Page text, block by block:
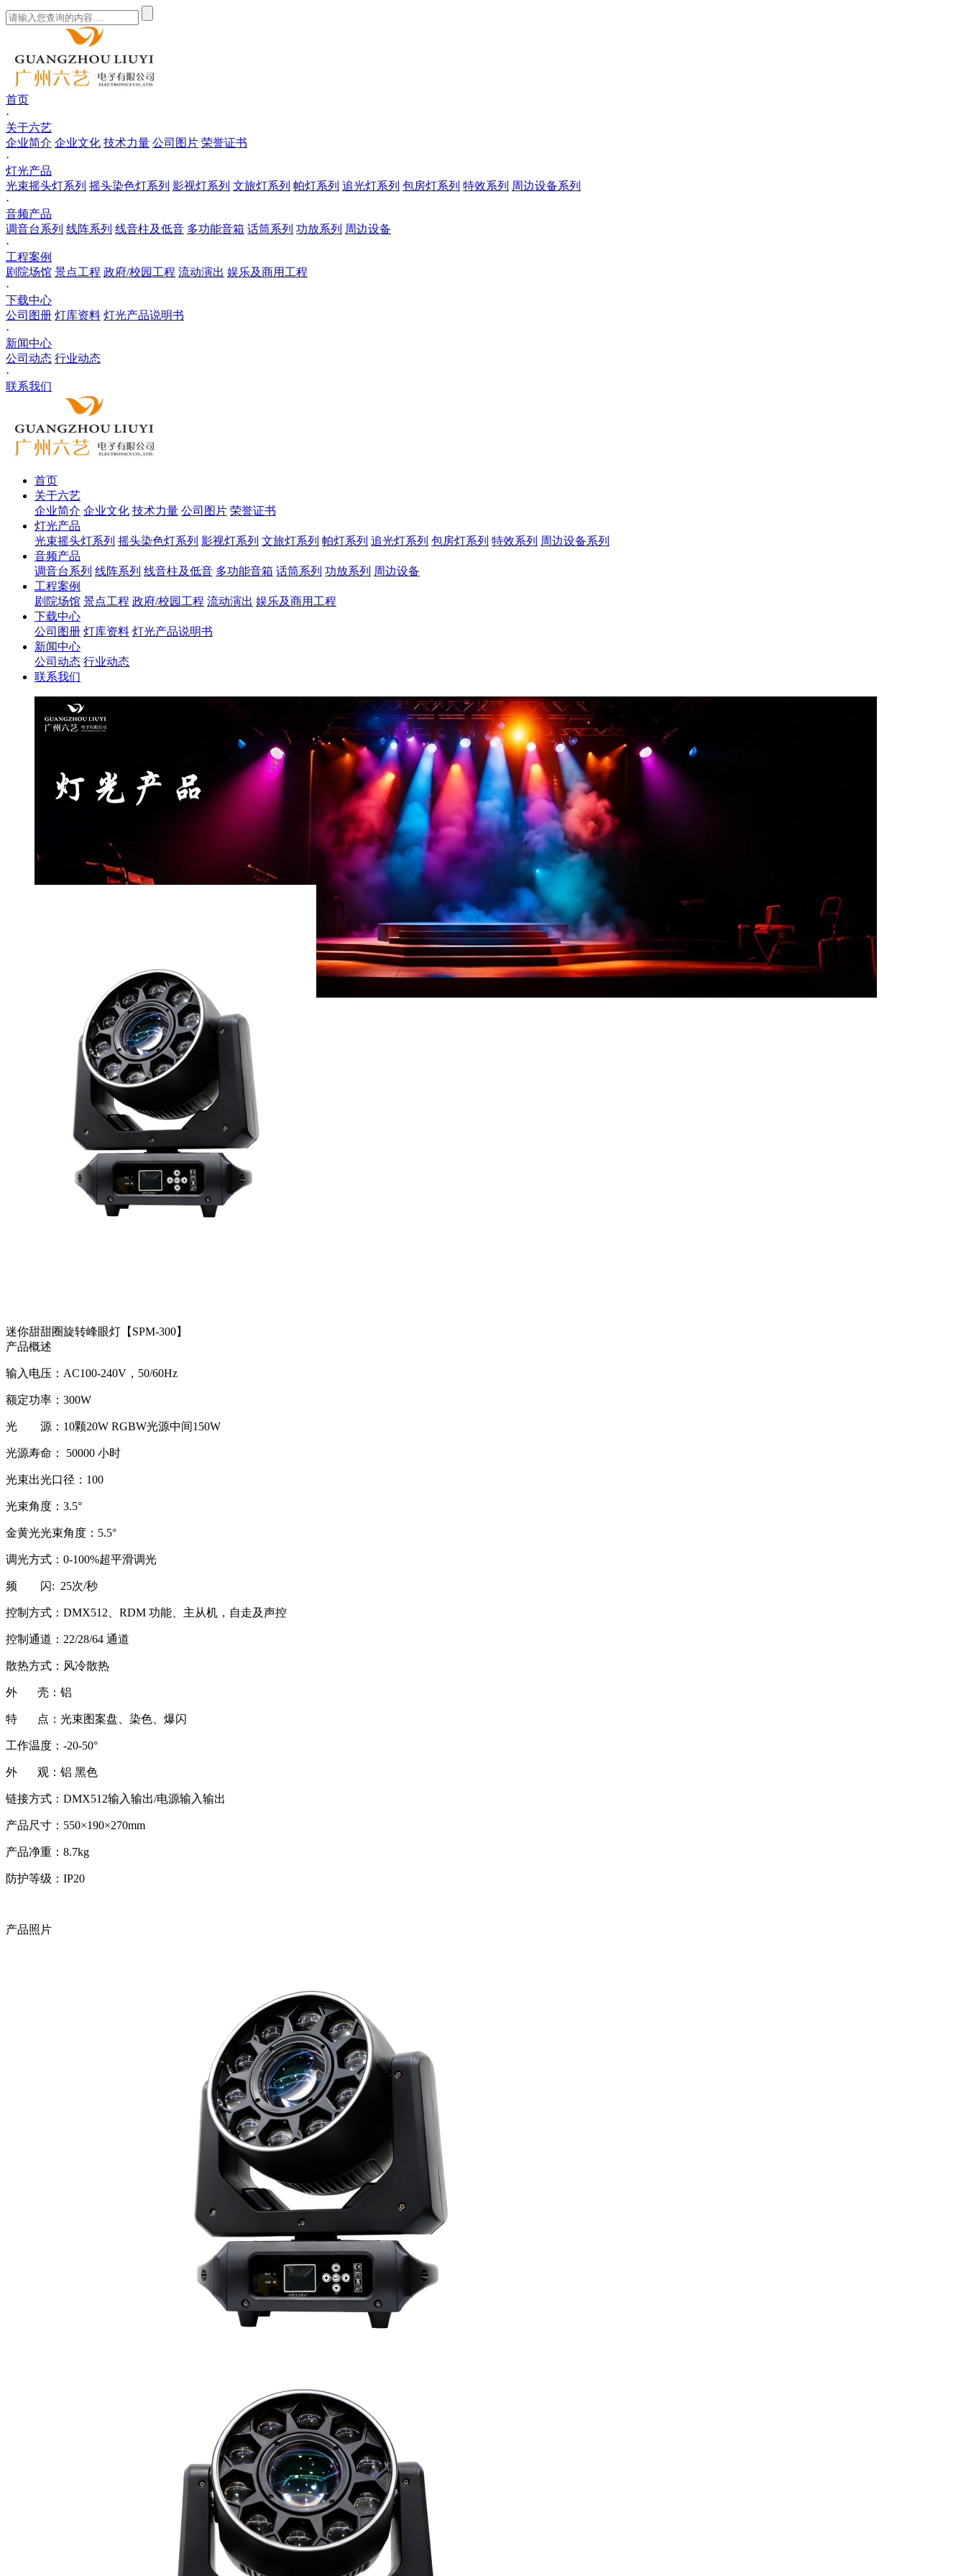
首页
·
关于六艺
企业简介 企业文化 技术力量 公司图片 荣誉证书
·
灯光产品
光束摇头灯系列 摇头染色灯系列 影视灯系列 文旅灯系列 帕灯系列 追光灯系列 包房灯系列 特效系列 周边设备系列
·
音频产品
调音台系列 线阵系列 线音柱及低音 多功能音箱 话筒系列 功放系列 周边设备
·
工程案例
剧院场馆 景点工程 政府/校园工程 流动演出 娱乐及商用工程
·
下载中心
公司图册 灯库资料 灯光产品说明书
·
新闻中心
公司动态 行业动态
·
联系我们
首页
关于六艺
企业简介 企业文化 技术力量 公司图片 荣誉证书
灯光产品
光束摇头灯系列 摇头染色灯系列 影视灯系列 文旅灯系列 帕灯系列 追光灯系列 包房灯系列 特效系列 周边设备系列
音频产品
调音台系列 线阵系列 线音柱及低音 多功能音箱 话筒系列 功放系列 周边设备
工程案例
剧院场馆 景点工程 政府/校园工程 流动演出 娱乐及商用工程
下载中心
公司图册 灯库资料 灯光产品说明书
新闻中心
公司动态 行业动态
联系我们
迷你甜甜圈旋转峰眼灯【SPM-300】
产品概述
输入电压：AC100-240V，50/60Hz
额定功率：300W
光 源：10颗20W RGBW光源中间150W
光源寿命： 50000 小时
光束出光口径：100
光束角度：3.5°
金黄光光束角度：5.5°
调光方式：0-100%超平滑调光
频 闪: 25次/秒
控制方式：DMX512、RDM 功能、主从机，自走及声控
控制通道：22/28/64 通道
散热方式：风冷散热
外 壳：铝
特 点：光束图案盘、染色、爆闪
工作温度：-20-50°
外 观：铝 黑色
链接方式：DMX512输入输出/电源输入输出
产品尺寸：550×190×270mm
产品净重：8.7kg
防护等级：IP20
产品照片